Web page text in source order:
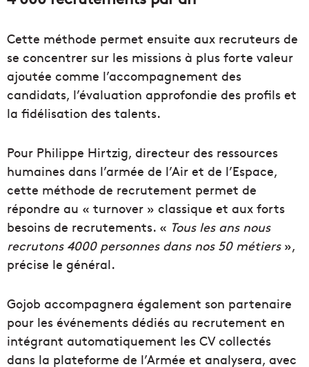
Cette méthode permet ensuite aux recruteurs de
se concentrer sur les missions à plus forte valeur
ajoutée comme l’accompagnement des
candidats, l’évaluation approfondie des profils et
la fidélisation des talents.
Pour Philippe Hirtzig, directeur des ressources
humaines dans l’armée de l’Air et de l’Espace,
cette méthode de recrutement permet de
répondre au « turnover » classique et aux forts
besoins de recrutements. « Tous les ans nous
recrutons 4000 personnes dans nos 50 métiers»,
précise le général.
Gojob accompagnera également son partenaire
pour les événements dédiés au recrutement en
intégrant automatiquement les CV collectés
dans la plateforme de l’Armée et analysera, avec